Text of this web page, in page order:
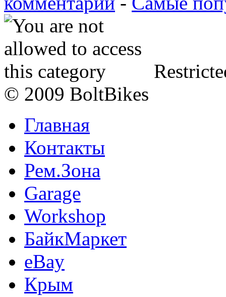
© 2009 BoltBikes
Главная
Контакты
Рем.Зона
Garage
Workshop
БайкМаркет
eBay
Крым